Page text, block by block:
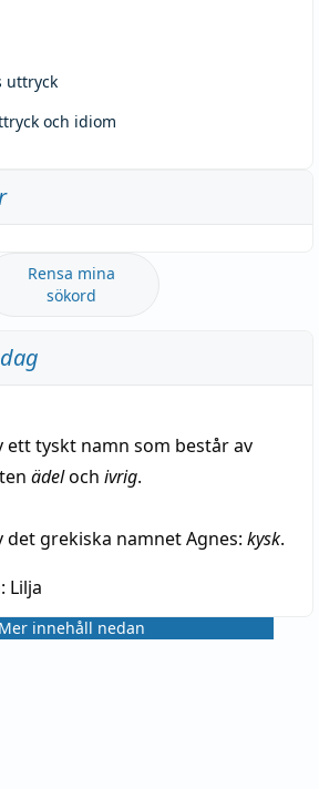
uttryck
och idiom
Rensa mina
sökord
ett tyskt namn som består av
ädeloch ivrig.
det grekiska namnet Agnes: kysk.
Lilja
Mer innehåll nedan